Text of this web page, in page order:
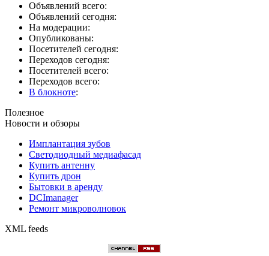
Объявлений всего:
Объявлений сегодня:
На модерации:
Опубликованы:
Посетителей сегодня:
Переходов сегодня:
Посетителей всего:
Переходов всего:
В блокноте:
Полезное
Новости и обзоры
Имплантация зубов
Светодиодный медиафасад
Купить антенну
Купить дрон
Бытовки в аренду
DCImanager
Ремонт микроволновок
XML feeds